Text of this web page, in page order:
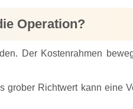
Operation?
Der Kostenrahmen
grober Richtwert kann eine